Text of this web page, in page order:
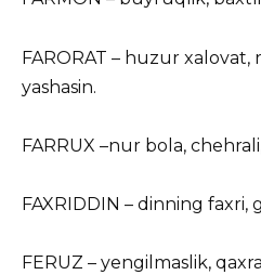
FARORAT – huzur xalovat,
yashasin.
FARRUX –nur bola,
FAXRIDDIN – dinning faxri,
FERUZ – yengilmaslik,